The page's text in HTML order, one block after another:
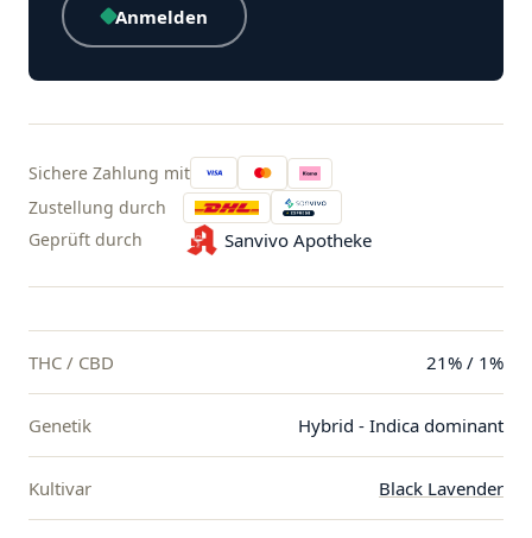
Anmelden
Sichere Zahlung mit
Zustellung durch
Geprüft durch
Sanvivo Apotheke
THC / CBD 21% / 1%
Genetik Hybrid - Indica dominant
Kultivar Black Lavender